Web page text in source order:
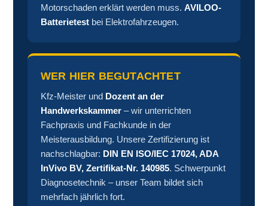
Motorschaden erklärt werden muss. AVILOO-
Batterietestbei Elektrofahrzeugen.
WER HIER BEGUTACHTET
Kfz-Meister und Dozent an der
Handwerkskammer– wir unterrichten
Fachpraxis und Fachkunde in der
Meisterausbildung. Unsere Zertifizierung ist
nachschlagbar: DIN EN ISO/IEC 17024, ADA
InVivo BV, Zertifikat-Nr. 140985. Schwerpunkt
Diagnosetechnik – unser Team bildet sich
mehrfach jährlich fort.